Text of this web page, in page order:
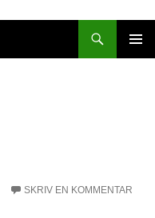
SKRIV EN KOMMENTAR